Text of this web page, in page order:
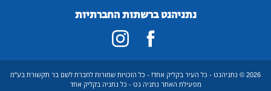
נתניהנט ברשתות החברתיות
2026 © נתניהנט - כל העיר בקליק אחד! - כל הזכויות שמורות לחברת לשם בר תקשורת בע"מ
מפעילת האתר נתניה נט - כל נתניה בקליק אחד